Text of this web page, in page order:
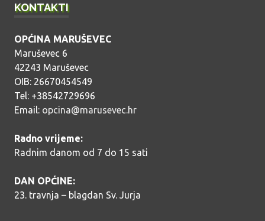
KONTAKTI
OPĆINA MARUŠEVEC
Maruševec 6
42243 Maruševec
OIB: 26670454549
Tel: +38542729696
Email: opcina@marusevec.hr
Radno vrijeme:
Radnim danom od 7 do 15 sati
DAN OPĆINE:
23. travnja – blagdan Sv. Jurja